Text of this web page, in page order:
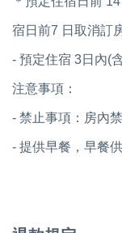
宿日前7 日取消訂
- 預定住宿 3日內(
注意事項：
- 禁止事項：房內
- 提供早餐，早餐